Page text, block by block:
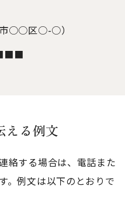
○○区○-○）
える例文
絡する場合は、電話また
。例文は以下のとおりで